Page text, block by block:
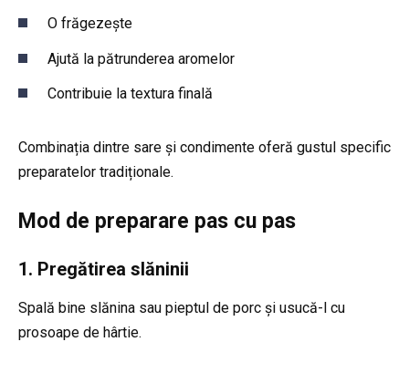
O frăgezește
Ajută la pătrunderea aromelor
Contribuie la textura finală
Combinația dintre sare și condimente oferă gustul specific
preparatelor tradiționale.
Mod de preparare pas cu pas
1. Pregătirea slăninii
Spală bine slănina sau pieptul de porc și usucă-l cu
prosoape de hârtie.